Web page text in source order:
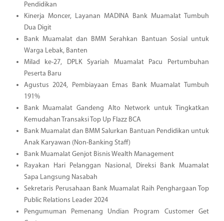
Pendidikan
Kinerja Moncer, Layanan MADINA Bank Muamalat Tumbuh
Dua Digit
Bank Muamalat dan BMM Serahkan Bantuan Sosial untuk
Warga Lebak, Banten
Milad ke-27, DPLK Syariah Muamalat Pacu Pertumbuhan
Peserta Baru
Agustus 2024, Pembiayaan Emas Bank Muamalat Tumbuh
191%
Bank Muamalat Gandeng Alto Network untuk Tingkatkan
Kemudahan Transaksi Top Up Flazz BCA
Bank Muamalat dan BMM Salurkan Bantuan Pendidikan untuk
Anak Karyawan (Non-Banking Staff)
Bank Muamalat Genjot Bisnis Wealth Management
Rayakan Hari Pelanggan Nasional, Direksi Bank Muamalat
Sapa Langsung Nasabah
Sekretaris Perusahaan Bank Muamalat Raih Penghargaan Top
Public Relations Leader 2024
Pengumuman Pemenang Undian Program Customer Get